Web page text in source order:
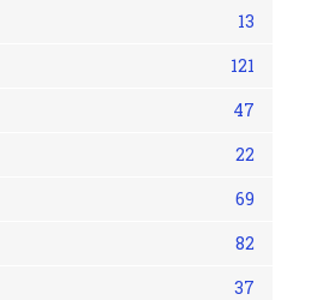
13
121
47
22
69
82
37